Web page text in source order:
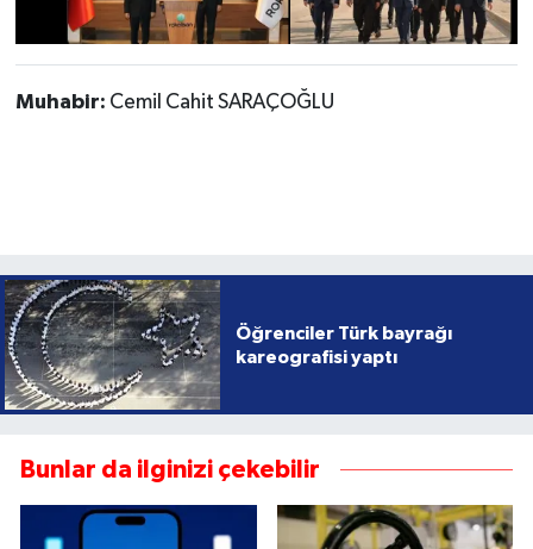
Muhabir: Cemil Cahit SARAÇOĞLU
Öğrenciler Türk bayrağı
kareografisi yaptı
Bunlar da ilginizi çekebilir